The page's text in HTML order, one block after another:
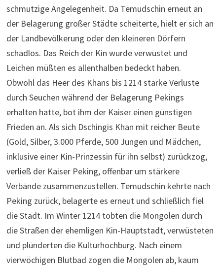
schmutzige Angelegenheit. Da Temudschin erneut an
der Belagerung großer Städte scheiterte, hielt er sich an
der Landbevölkerung oder den kleineren Dörfern
schadlos. Das Reich der Kin wurde verwüstet und
Leichen müßten es allenthalben bedeckt haben.
Obwohl das Heer des Khans bis 1214 starke Verluste
durch Seuchen während der Belagerung Pekings
erhalten hatte, bot ihm der Kaiser einen günstigen
Frieden an. Als sich Dschingis Khan mit reicher Beute
(Gold, Silber, 3.000 Pferde, 500 Jungen und Mädchen,
inklusive einer Kin-Prinzessin für ihn selbst) zurückzog,
verließ der Kaiser Peking, offenbar um stärkere
Verbände zusammenzustellen. Temudschin kehrte nach
Peking zurück, belagerte es erneut und schließlich fiel
die Stadt. Im Winter 1214 tobten die Mongolen durch
die Straßen der ehemligen Kin-Hauptstadt, verwüsteten
und plünderten die Kulturhochburg. Nach einem
vierwöchigen Blutbad zogen die Mongolen ab, kaum